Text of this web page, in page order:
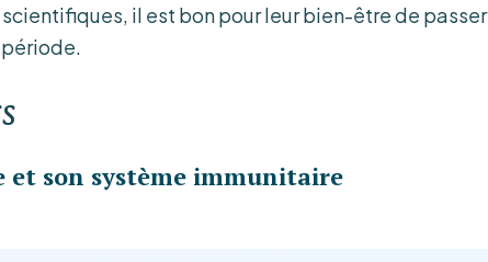
il est bon pour leur bien-être de passer
et son système immunitaire